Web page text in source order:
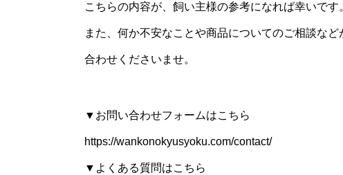
こちらの内容が、飼い主様の参考になれば幸いです
また、何か不安なことや商品についてのご相談な
合わせくださいませ。
▼お問い合わせフォームはこちら
https://wankonokyusyoku.com/contact/
▼よくある質問はこちら